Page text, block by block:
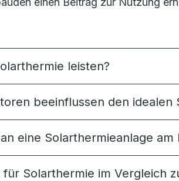
leisten?
beeinflussen den
eine Solarthermieanlage
für Solarthermie im Vergleich